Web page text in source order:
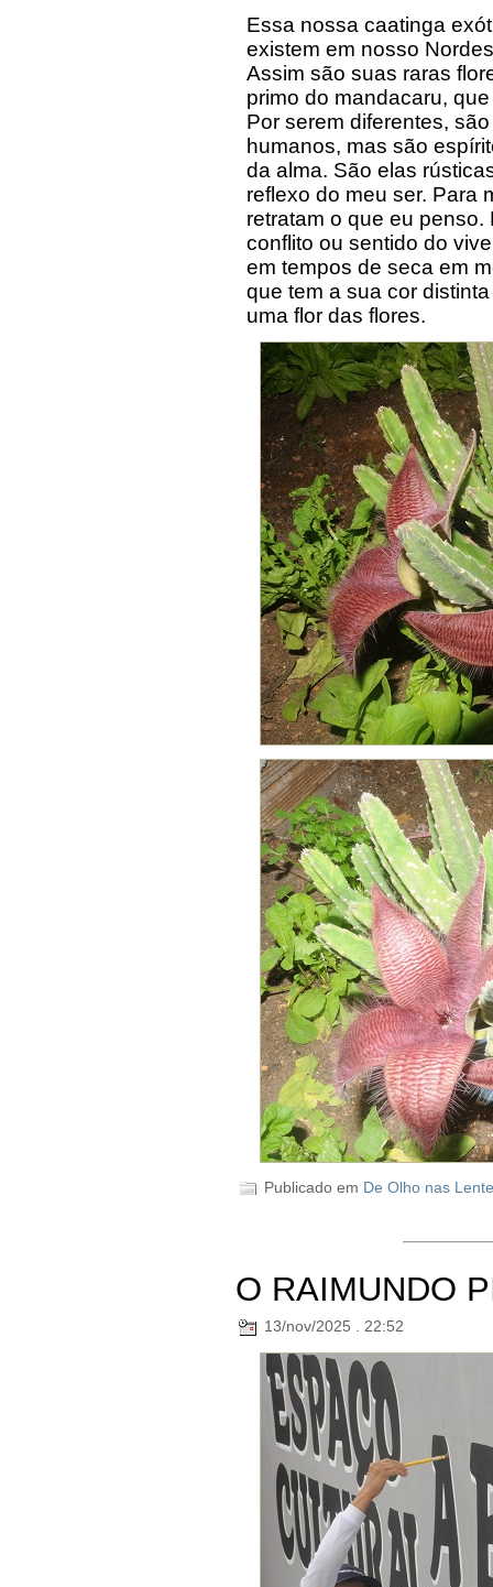
Essa nossa caatinga
existem em nosso
Assim são suas raras
primo do mandacaru,
Por serem diferentes,
humanos, mas são
da alma. São elas
reflexo do meu ser. Para
retratam o que eu
conflito ou sentido do
em tempos de seca em
que tem a sua cor
uma flor das flores.
Publicado em De Olho nas
O RAIMUNDO
13/nov/2025 . 22:52